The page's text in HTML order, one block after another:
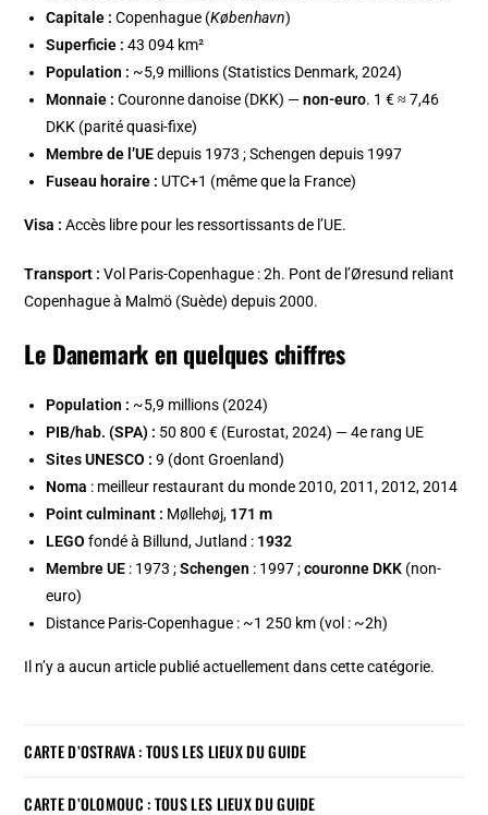
Capitale : Copenhague (København)
Superficie : 43 094 km²
Population : ~5,9 millions (Statistics Denmark, 2024)
Monnaie : Couronne danoise (DKK) —non-euro. 1 € ≈ 7,46
DKK (parité quasi-fixe)
Membre de l’UEdepuis 1973 ; Schengen depuis 1997
Fuseau horaire : UTC+1 (même que la France)
Visa : Accès libre pour les ressortissants de l’UE.
Transport : Vol Paris-Copenhague : 2h. Pont de l’Øresund reliant
Copenhague à Malmö (Suède) depuis 2000.
Le Danemark en quelques chiffres
Population : ~5,9 millions (2024)
PIB/hab. (SPA) : 50 800 € (Eurostat, 2024) — 4e rang UE
Sites UNESCO : 9 (dont Groenland)
Noma : meilleur restaurant du monde 2010, 2011, 2012, 2014
Point culminant : Møllehøj, 171 m
LEGO fondé à Billund, Jutland : 1932
Membre UE : 1973 ;Schengen : 1997 ;couronne DKK (non-
euro)
Distance Paris-Copenhague : ~1 250 km (vol : ~2h)
Il n’y a aucun article publié actuellement dans cette catégorie.
CARTE D’OSTRAVA : TOUS LES LIEUX DU GUIDE
CARTE D’OLOMOUC : TOUS LES LIEUX DU GUIDE